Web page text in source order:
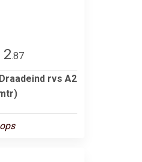
2.87
rvs A2